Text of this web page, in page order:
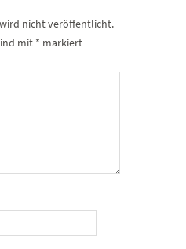
wird nicht veröffentlicht.
mit * markiert